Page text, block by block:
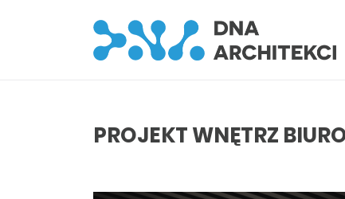
PROJEKT WNĘTRZ